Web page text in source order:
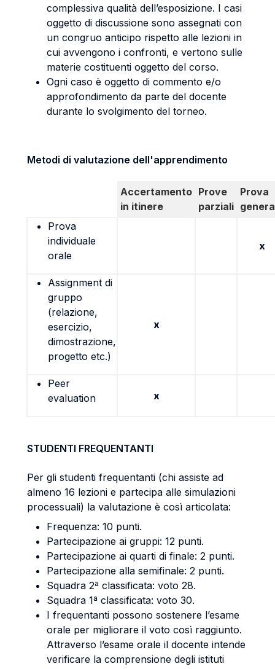
complessiva qualità dell’esposizione. I casi
oggetto di discussione sono assegnati con
un congruo anticipo rispetto alle lezioni in
cui avvengono i confronti, e vertono sulle
materie costituenti oggetto del corso.
Ogni caso è oggetto di commento e/o
approfondimento da parte del docente
durante lo svolgimento del torneo.
Metodi di valutazione dell'apprendimento
Accertamento
in itinere
Prove
parziali
Prova
Prova
individuale
orale
x
Assignment di
gruppo
(relazione,
esercizio,
dimostrazione,
progetto etc.)
x
Peer
evaluation
x
STUDENTI FREQUENTANTI
Per gli studenti frequentanti (chi assiste ad
almeno 16 lezioni e partecipa alle simulazioni
processuali) la valutazione è così articolata:
Frequenza: 10 punti.
Partecipazione ai gruppi: 12 punti.
Partecipazione ai quarti di finale: 2 punti.
Partecipazione alla semifinale: 2 punti.
Squadra 2ª classificata: voto 28.
Squadra 1ª classificata: voto 30.
I frequentanti possono sostenere l’esame
orale per migliorare il voto così raggiunto.
Attraverso l’esame orale il docente intende
verificare la comprensione degli istituti